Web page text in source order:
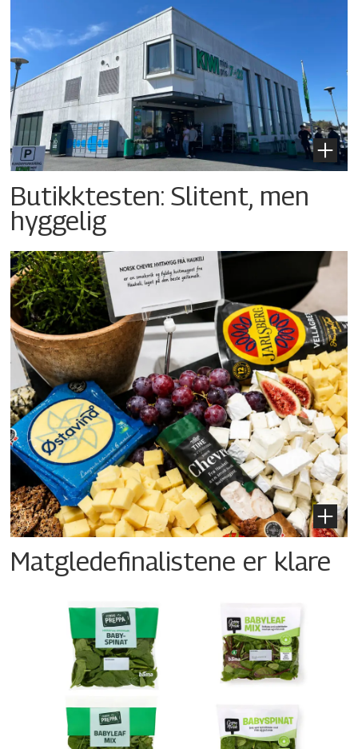
Butikktesten: Slitent, men
hyggelig
Matgledefinalistene er klare